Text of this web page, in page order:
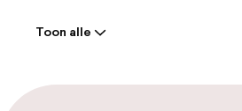
Vroeg inchecken
Toon alle